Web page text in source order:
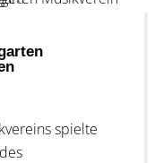
spielte